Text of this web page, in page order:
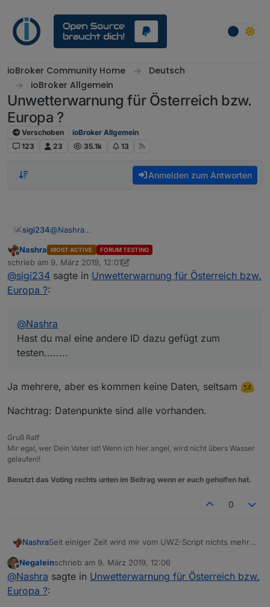
ioBroker Community Home
Deutsch
ioBroker Allgemein
Unwetterwarnung für Österreich bzw.
Europa ?
Verschoben
ioBroker Allgemein
123
23 35.1k 13
Anmelden zum Antworten
sigi234@Nashra
testen........
Offline
Nashra MOST ACTIVE FORUM TESTING
schrieb am 9. März 2019, 12:01
zuletzt editiert von Nashra3. Sept. 2019, 13:03
@sigi234 sagte in Unwetterwarnung für Österreich bzw.
Europa ?:
@Nashra
Hast du mal eine andere ID dazu gefügt zum
testen........
Ja mehrere, aber es kommen keine Daten, seltsam
Nachtrag: Datenpunkte sind alle vorhanden.
Gruß Ralf
Mir egal, wer Dein Vater ist! Wenn ich hier angel, wird nicht übers Wasser
gelaufen!!
Benutzt das Voting rechts unten im Beitrag wenn er euch geholfen hat.
0
NashraSeit einiger Zeit wird mir vom UWZ-Script nichts mehr
Unwetterwarnungen raus
aber hier bei mir tut sich gar nichts. Hat das sonst noch
jemand hier.
Offline
Negaleinschrieb am 9. März 2019, 12:06
zuletzt editiert von
@Nashra sagte in Unwetterwarnung für Österreich bzw.
Europa ?: